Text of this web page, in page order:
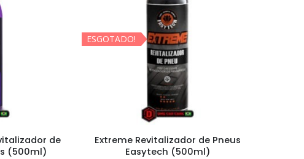
de Pneus
ESGOTADO!
Float Apc Flotador Conentrado para
Extratoras Easytech (1200ml)